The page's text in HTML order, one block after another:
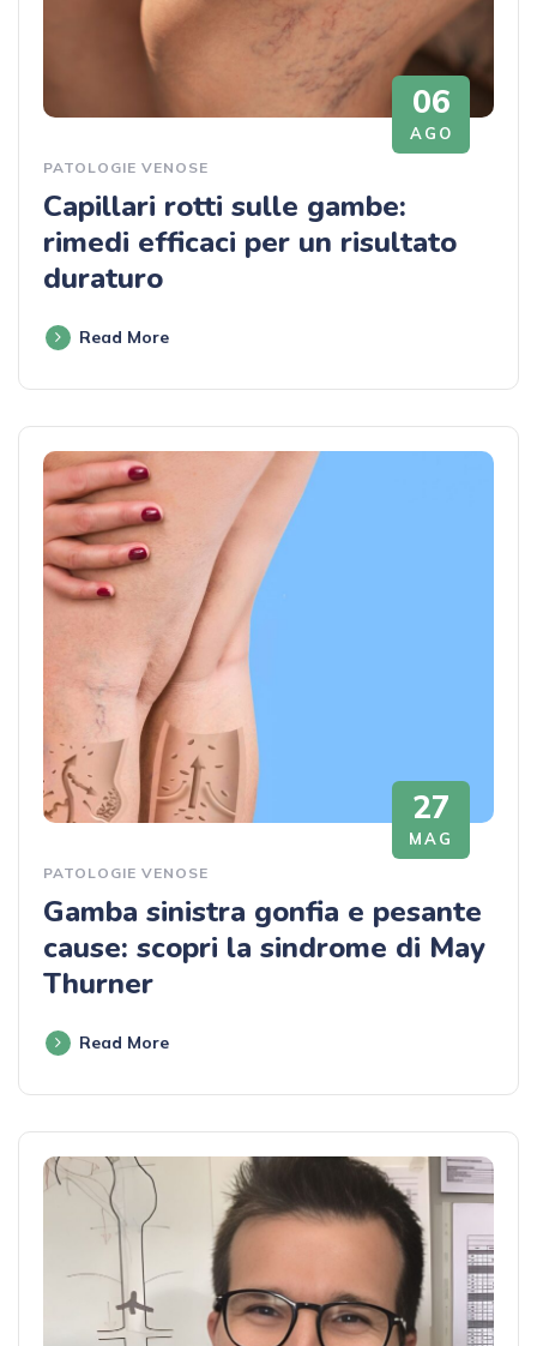
06
AGO
PATOLOGIE VENOSE
Capillari rotti sulle gambe:
rimedi efficaci per un risultato
duraturo
Read More
27
MAG
PATOLOGIE VENOSE
Gamba sinistra gonfia e pesante
cause: scopri la sindrome di May
Thurner
Read More